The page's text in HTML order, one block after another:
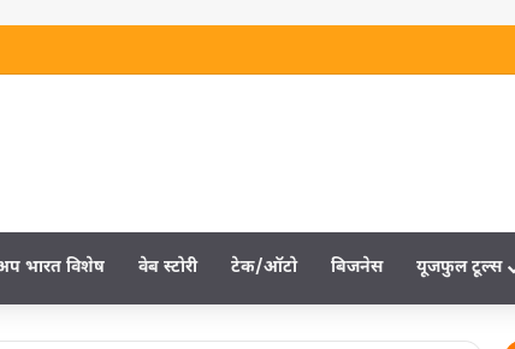
भारत विशेष वेब स्‍टोरी टेक/ऑटो बिजनेस यूजफुल टूल्‍स